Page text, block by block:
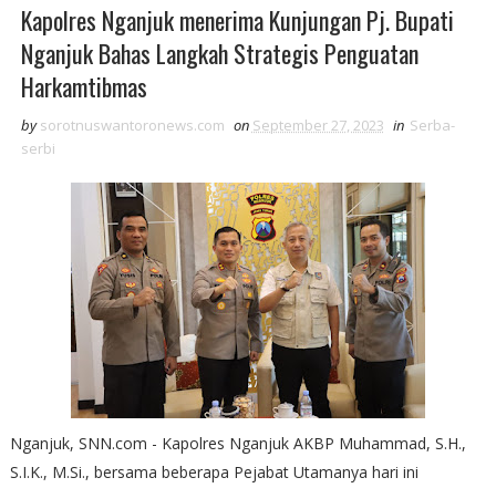
Kapolres Nganjuk menerima Kunjungan Pj. Bupati
Nganjuk Bahas Langkah Strategis Penguatan
Harkamtibmas
by sorotnuswantoronews.com on September 27, 2023 in Serba-
serbi
Nganjuk, SNN.com - Kapolres Nganjuk AKBP Muhammad, S.H.,
S.I.K., M.Si., bersama beberapa Pejabat Utamanya hari ini